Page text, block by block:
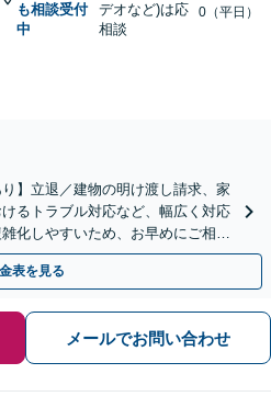
も相談受付
中
デオなど)は応
相談
0（平日）
】立退／建物の明け渡し請求、家
るトラブル対応など、幅広く対応
化しやすいため、お早めにご相談
表を見る
メールでお問い合わせ